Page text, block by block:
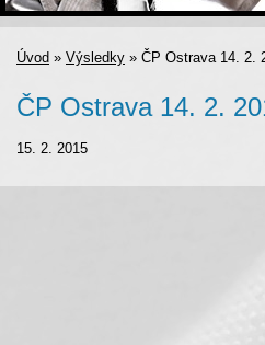
Úvod » Výsledky » ČP Ostrava 14. 2.
ČP Ostrava 14. 2.
15. 2. 2015